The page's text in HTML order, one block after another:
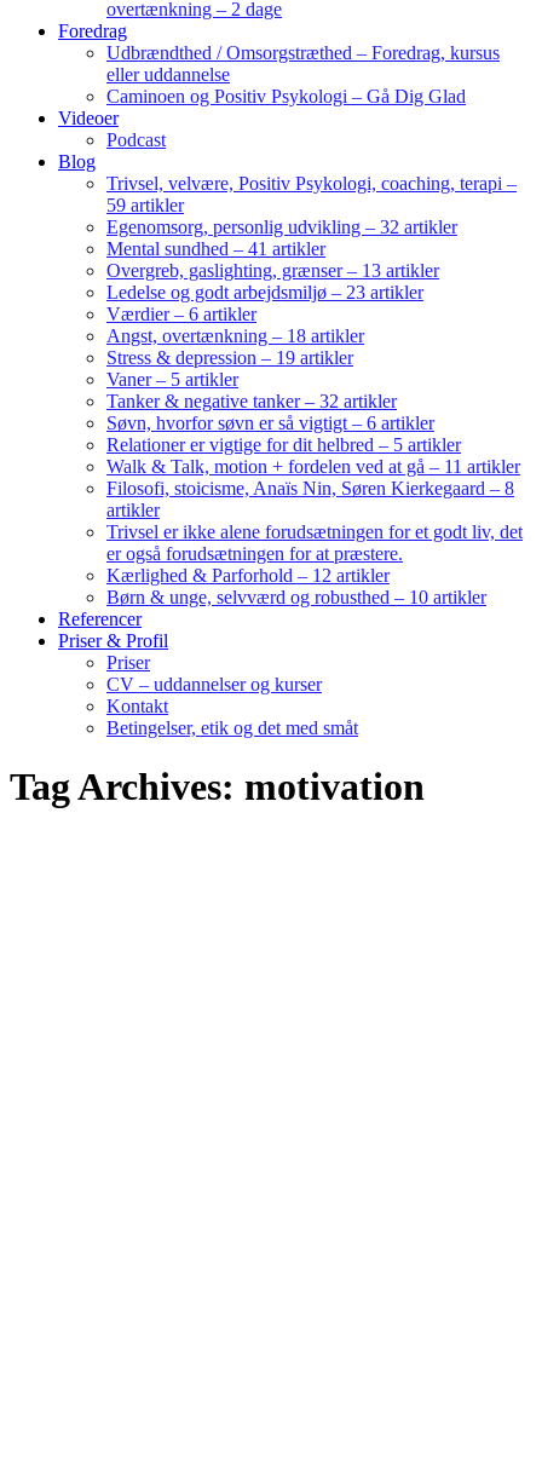
overtænkning – 2 dage
Foredrag
Udbrændthed / Omsorgstræthed – Foredrag, kursus
eller uddannelse
Caminoen og Positiv Psykologi – Gå Dig Glad
Videoer
Podcast
Blog
Trivsel, velvære, Positiv Psykologi, coaching, terapi –
59 artikler
Egenomsorg, personlig udvikling – 32 artikler
Mental sundhed – 41 artikler
Overgreb, gaslighting, grænser – 13 artikler
Ledelse og godt arbejdsmiljø – 23 artikler
Værdier – 6 artikler
Angst, overtænkning – 18 artikler
Stress & depression – 19 artikler
Vaner – 5 artikler
Tanker & negative tanker – 32 artikler
Søvn, hvorfor søvn er så vigtigt – 6 artikler
Relationer er vigtige for dit helbred – 5 artikler
Walk & Talk, motion + fordelen ved at gå – 11 artikler
Filosofi, stoicisme, Anaïs Nin, Søren Kierkegaard – 8
artikler
Trivsel er ikke alene forudsætningen for et godt liv, det
er også forudsætningen for at præstere.
Kærlighed & Parforhold – 12 artikler
Børn & unge, selvværd og robusthed – 10 artikler
Referencer
Priser & Profil
Priser
CV – uddannelser og kurser
Kontakt
Betingelser, etik og det med småt
Tag Archives: motivation